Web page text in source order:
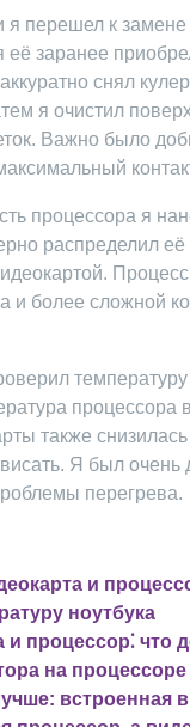
я перешел к
заранее
снял
я очистил
Важно было
процессора я
распределил
и более сложной
процессора
также
Я был очень
перегрева.
и
ноутбука
и процессор⁚ что
на
встроенная